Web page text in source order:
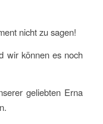
nicht zu sagen!
wir können es noch
geliebten Erna